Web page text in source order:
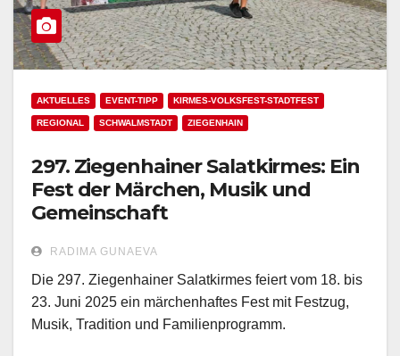
AKTUELLES EVENT-TIPP KIRMES-VOLKSFEST-STADTFEST
REGIONAL SCHWALMSTADT ZIEGENHAIN
297. Ziegenhainer Salatkirmes: Ein
Fest der Märchen, Musik und
Gemeinschaft
RADIMA GUNAEVA
Die 297. Ziegenhainer Salatkirmes feiert vom 18. bis
23. Juni 2025 ein märchenhaftes Fest mit Festzug,
Musik, Tradition und Familienprogramm.